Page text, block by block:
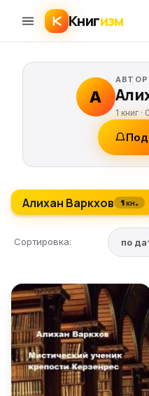
Книгизм
А
АВТОР
1 книг · 0
Алихан Варкхов 1 кн.
Сортировка: по